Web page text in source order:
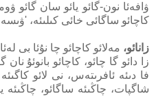
ۋافەئا نون-گائو يائو سان گائو
كاچائو ساگائى خائى كىلىئە،
زانائو، مەلائو كاچائو چا نۇئا بى
زا دائو گا چائو، كاچائو بانوئۇ
فا دىئە ئافرىتەس، نى لائو
شاگپات، چاڭىئە ساگائو، چاڭىئە